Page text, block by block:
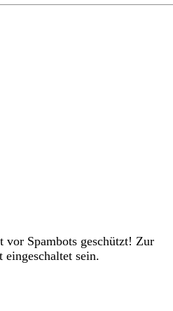
vor Spambots geschützt! Zur
eingeschaltet sein.